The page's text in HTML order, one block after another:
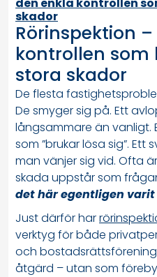
skador
Rörinspektion
kontrollen som
stora skador
De flesta
De smyger sig på. Ett
långsammare än
som ”brukar lösa sig”. Ett
man vänjer sig vid. Ofta
skada uppstår som
det här egentligen varit
Just därför har
verktyg för både
och
åtgärd – utan som